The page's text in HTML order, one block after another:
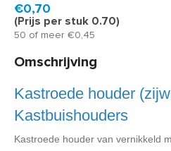
Snel in huis, 1 á 2 werkdagen
€0,70
(Prijs per stuk 0.70)
50 of meer €0,45
Omschrijving
Kastroede houder
Kastbuishouders
Kastroede houder van vernikkeld